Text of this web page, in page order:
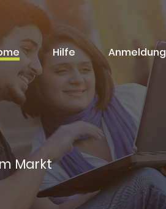
Hilfe Anmeldung
Markt